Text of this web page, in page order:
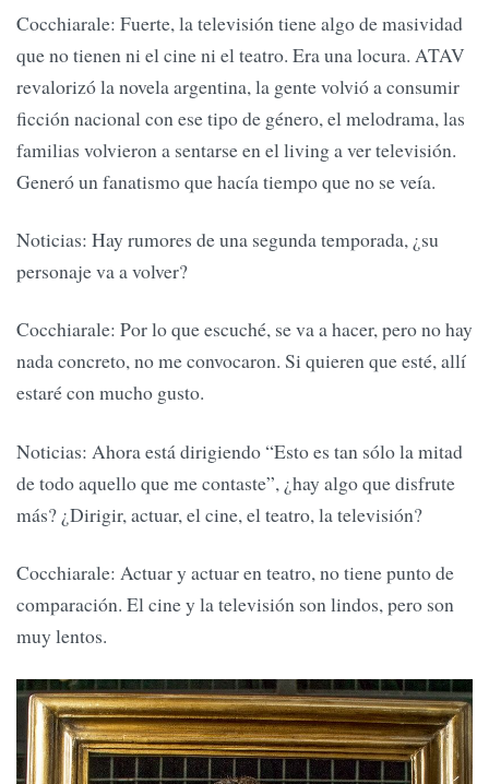
Cocchiarale: Fuerte, la televisión tiene algo de masividad
que no tienen ni el cine ni el teatro. Era una locura. ATAV
revalorizó la novela argentina, la gente volvió a consumir
ficción nacional con ese tipo de género, el melodrama, las
familias volvieron a sentarse en el living a ver televisión.
Generó un fanatismo que hacía tiempo que no se veía.
Noticias: Hay rumores de una segunda temporada, ¿su
personaje va a volver?
Cocchiarale: Por lo que escuché, se va a hacer, pero no hay
nada concreto, no me convocaron. Si quieren que esté, allí
estaré con mucho gusto.
Noticias: Ahora está dirigiendo “Esto es tan sólo la mitad
de todo aquello que me contaste”, ¿hay algo que disfrute
más? ¿Dirigir, actuar, el cine, el teatro, la televisión?
Cocchiarale: Actuar y actuar en teatro, no tiene punto de
comparación. El cine y la televisión son lindos, pero son
muy lentos.